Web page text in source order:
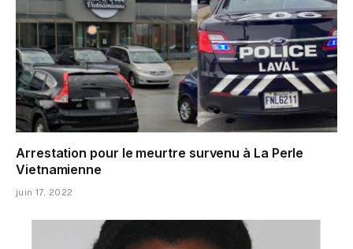
Arrestation pour le meurtre survenu à La Perle
Vietnamienne
juin 17, 2022